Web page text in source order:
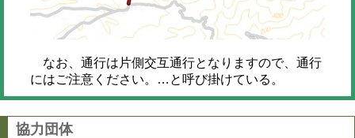
なお、通行は片側交互通行となりますので、通行
にはご注意ください。…と呼び掛けている。
協力団体